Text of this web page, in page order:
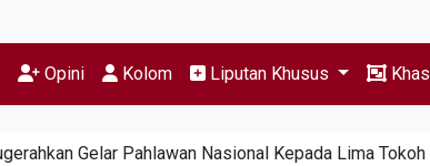
Opini Kolom Liputan Khusus Khas
Gelar Pahlawan Nasional Kepada Lima Tokoh